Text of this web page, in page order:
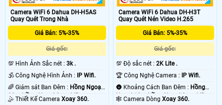
Camera WiFi 6 Dahua DH-H5AS
Quay Quét Trong Nhà
Giá Bán: 5%-35%
Giá gốc:
💯 Hình Ảnh Sắc nét : 3k .
🕉️ Công Nghệ Hình Ảnh : IP Wifi.
🌈 Giám sát Ban Đêm : Hồng Ngoại
20m Hồng Ngoại Smart IR.
🤹 Thiết Kế Camera Xoay 360.
Camera WiFi 6 Dahua DH-H3T
Quay Quét Nén Video H.265
Giá Bán: 5%-35%
Giá gốc:
💯 Độ sắc nét :2K Lite .
🏆 Công Nghệ Camera : IP Wifi.
🌚 Khoảng Cách Ban Đêm : Hồng
Ngoại 10m Hồng Ngoại Smart IR.
🕸️ Camera DòngXoay 360.